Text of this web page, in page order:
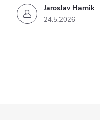
Jaroslav Harnik
24.5.2026